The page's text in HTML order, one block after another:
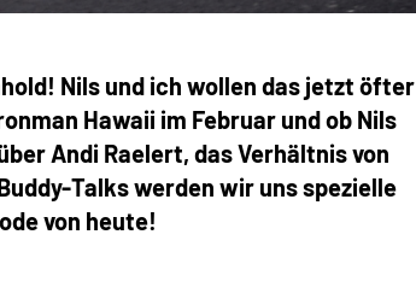
Nils und ich wollen das jetzt öfter
Hawaii im Februar und ob Nils
Andi Raelert, das Verhältnis von
Talks werden wir uns spezielle
von heute!